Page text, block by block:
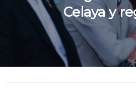
Celaya y